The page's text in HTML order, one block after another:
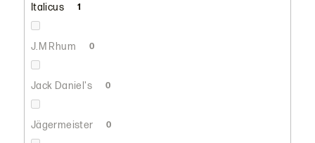
Italicus 1
J.M Rhum 0
Jack Daniel's 0
Jägermeister 0